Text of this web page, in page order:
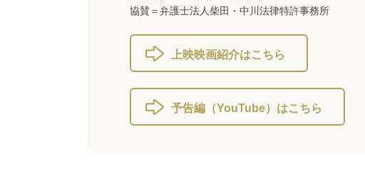
協賛＝弁護士法人柴田・中川法律特許事務所
上映映画紹介はこちら
予告編（YouTube）はこちら